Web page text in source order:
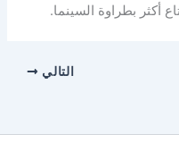
أكثر بطراوة السينما.
التالي